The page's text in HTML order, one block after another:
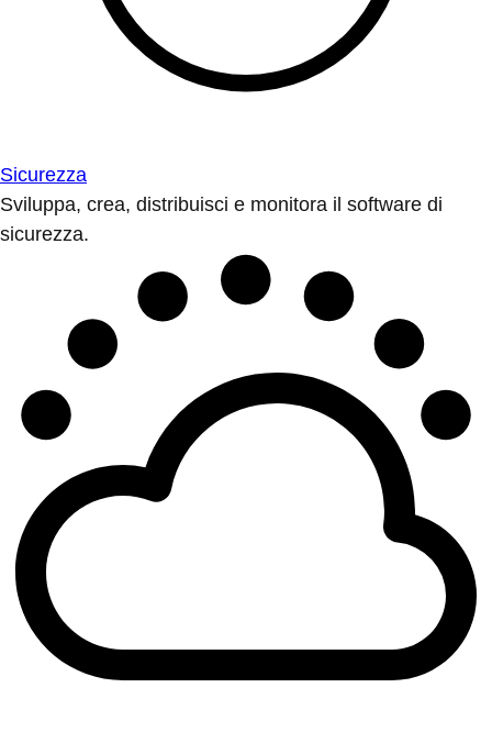
Sicurezza
Sviluppa, crea, distribuisci e monitora il software di
sicurezza.